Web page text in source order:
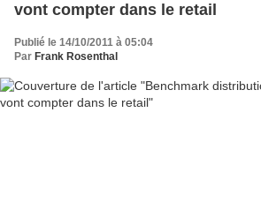
visites magasins réelles et effectuées. Je ne parle
vont compter dans le retail
Publié le 14/10/2011 à 05:04
Par Frank Rosenthal